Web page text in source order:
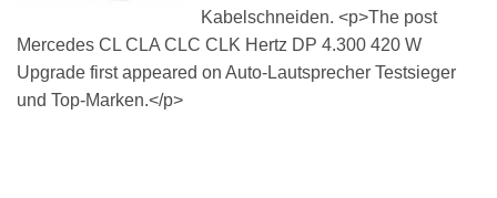
Kabelschneiden. <p>The post
Mercedes CL CLA CLC CLK Hertz DP 4.300 420 W
Upgrade first appeared on Auto-Lautsprecher Testsieger
und Top-Marken.</p>